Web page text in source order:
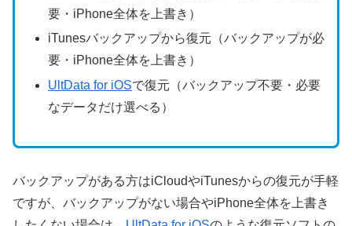
要・iPhone全体を上書き）
iTunesバックアップから復元（バックアップが必
要・iPhone全体を上書き）
UltData for iOSで復元（バックアップ不要・必要
なデータだけ選べる）
バックアップがある方はiCloudやiTunesからの復元が手軽
ですが、バックアップがない場合やiPhone全体を上書き